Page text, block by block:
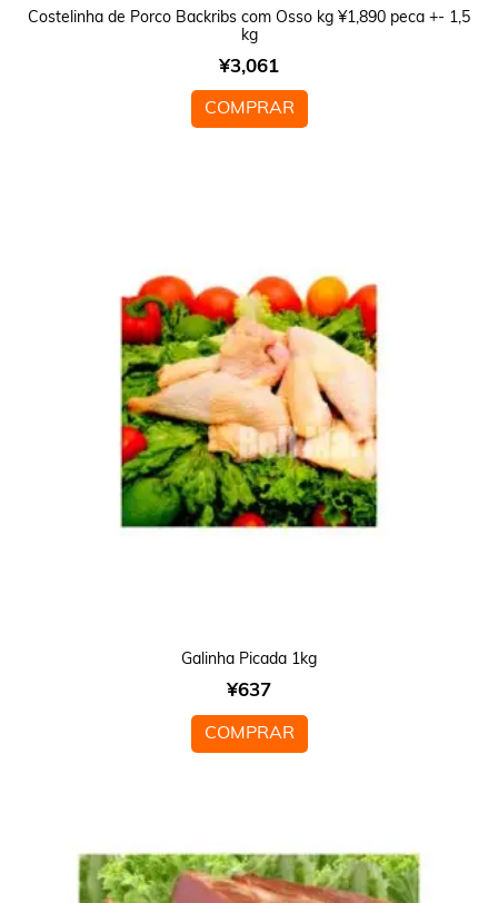
Costelinha de Porco Backribs com Osso kg ¥1,890 peca +- 1,5
kg
¥3,061
COMPRAR
Galinha Picada 1kg
¥637
COMPRAR